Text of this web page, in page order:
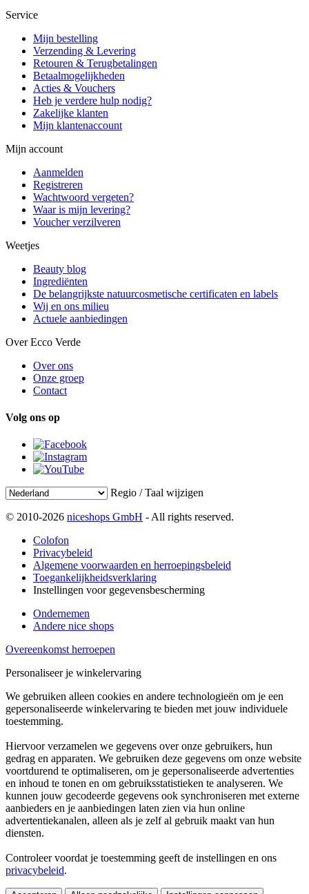
Service
Mijn bestelling
Verzending & Levering
Retouren & Terugbetalingen
Betaalmogelijkheden
Acties & Vouchers
Heb je verdere hulp nodig?
Zakelijke klanten
Mijn klantenaccount
Mijn account
Aanmelden
Registreren
Wachtwoord vergeten?
Waar is mijn levering?
Voucher verzilveren
Weetjes
Beauty blog
Ingrediënten
De belangrijkste natuurcosmetische certificaten en labels
Wij en ons milieu
Actuele aanbiedingen
Over Ecco Verde
Over ons
Onze groep
Contact
Volg ons op
Regio / Taal wijzigen
© 2010-2026 niceshops GmbH - All rights reserved.
Colofon
Privacybeleid
Algemene voorwaarden en herroepingsbeleid
Toegankelijkheidsverklaring
Instellingen voor gegevensbescherming
Ondernemen
Andere nice shops
Overeenkomst herroepen
Personaliseer je winkelervaring
We gebruiken alleen cookies en andere technologieën om je een
gepersonaliseerde winkelervaring te bieden met jouw individuele
toestemming.
Hiervoor verzamelen we gegevens over onze gebruikers, hun
gedrag en apparaten. We gebruiken deze gegevens om onze website
voortdurend te optimaliseren, om je gepersonaliseerde advertenties
en inhoud te tonen en om gebruiksstatistieken te analyseren. We
kunnen jouw gecodeerde gegevens ook synchroniseren met externe
aanbieders en je aanbiedingen laten zien via hun online
advertentiekanalen, alleen als je zelf al gebruik maakt van hun
diensten.
Controleer voordat je toestemming geeft de instellingen en ons
privacybeleid.